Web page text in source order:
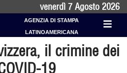
venerdì 7 Agosto 2026
AGENZIA DI STAMPA
LATINOAMERICANA
il crimine dei
19